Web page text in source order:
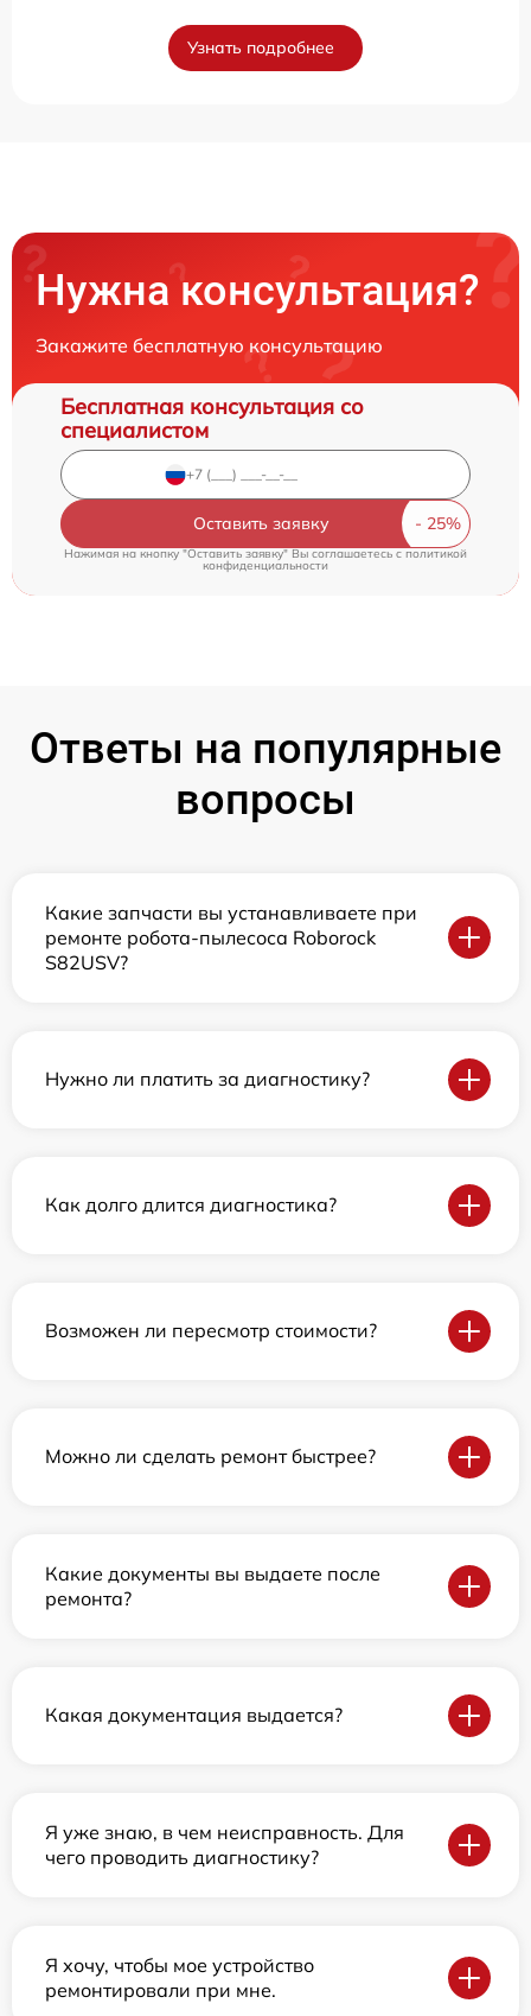
Узнать подробнее
Нужна консультация?
Закажите бесплатную консультацию
Бесплатная консультация со
специалистом
Оставить заявку
Нажимая на кнопку "Оставить заявку" Вы соглашаетесь cполитикой
конфиденциальности
Ответы на популярные
вопросы
Какие запчасти вы устанавливаете при
ремонте робота-пылесоса Roborock
S82USV?
Нужно ли платить за диагностику?
Как долго длится диагностика?
Возможен ли пересмотр стоимости?
Можно ли сделать ремонт быстрее?
Какие документы вы выдаете после
ремонта?
Какая документация выдается?
Я уже знаю, в чем неисправность. Для
чего проводить диагностику?
Я хочу, чтобы мое устройство
ремонтировали при мне.